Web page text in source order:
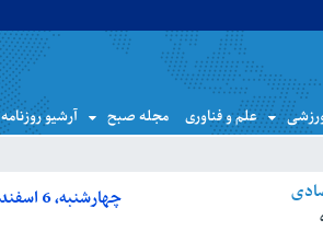
علم و فناوری مجله صبح آرشیو روزنامه
چهارشنبه، 6 اسفند 1404